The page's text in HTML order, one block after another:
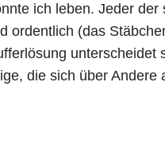
ich leben. Jeder
ordentlich (das
die sich über Andere